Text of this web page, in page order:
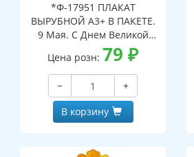
*Ф-17951 ПЛАКАТ
ВЫРУБНОЙ А3+ В ПАКЕТЕ.
9 Мая. С Днем Великой
Победы! (двухсторонний,
ВД-лак, в индивидуальной
упаковке, с европодвесом
и клеевым клапаном)
Цена розн: 79₽
−
+
В корзину